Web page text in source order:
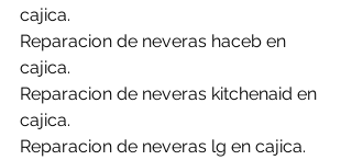
cajica.
Reparacion de neveras haceb en
cajica.
Reparacion de neveras kitchenaid en
cajica.
Reparacion de neveras lg en cajica.